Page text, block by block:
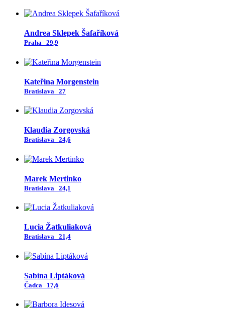
Andrea Sklepek Šafaříková
Praha 29,9
Kateřina Morgenstein
Bratislava 27
Klaudia Zorgovská
Bratislava 24,6
Marek Mertinko
Bratislava 24,1
Lucia Žatkuliaková
Bratislava 21,4
Sabína Liptáková
Čadca 17,6